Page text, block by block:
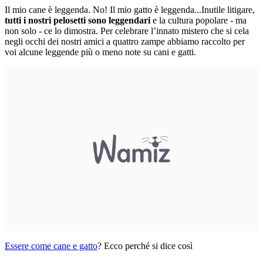
Il mio cane è leggenda. No! Il mio gatto è leggenda...Inutile litigare,
tutti i nostri pelosetti sono leggendari e la cultura popolare - ma
non solo - ce lo dimostra. Per celebrare l’innato mistero che si cela
negli occhi dei nostri amici a quattro zampe abbiamo raccolto per
voi alcune leggende più o meno note su cani e gatti.
Essere come cane e gatto? Ecco perché si dice così